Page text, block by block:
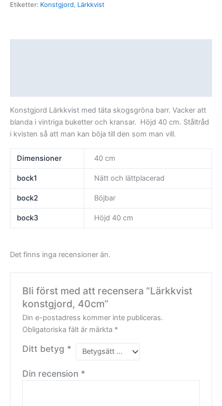
Etiketter: Konstgjord, Lärkkvist
Konstgjord Lärkkvist med täta skogsgröna barr. Vacker att
blanda i vintriga buketter och kransar. Höjd 40 cm. Ståltråd
i kvisten så att man kan böja till den som man vill.
Dimensioner 40 cm
bock1 Nätt och lättplacerad
bock2 Böjbar
bock3 Höjd 40 cm
Det finns inga recensioner än.
Bli först med att recensera ”Lärkkvist
konstgjord, 40cm”
Din e-postadress kommer inte publiceras.
Obligatoriska fält är märkta *
Ditt betyg *
Din recension *